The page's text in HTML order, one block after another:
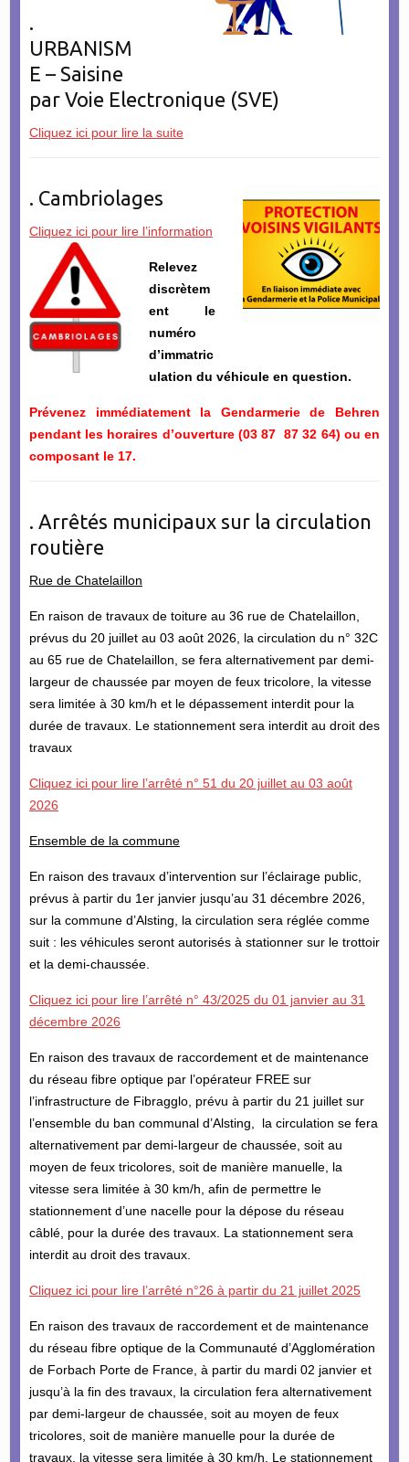
.
URBANISM
E – Saisine
par Voie Electronique (SVE)
Cliquez ici pour lire la suite
. Cambriolages
Cliquez ici pour lire l’information
Relevez
discrètem
ent le
numéro
d’immatric
ulation du véhicule en question.
Prévenez immédiatement la Gendarmerie de Behren
pendant les horaires d’ouverture (03 87 87 32 64) ou en
composant le 17.
. Arrêtés municipaux sur la circulation
routière
Rue de Chatelaillon
En raison de travaux de toiture au 36 rue de Chatelaillon,
prévus du 20 juillet au 03 août 2026, la circulation du n° 32C
au 65 rue de Chatelaillon, se fera alternativement par demi-
largeur de chaussée par moyen de feux tricolore, la vitesse
sera limitée à 30 km/h et le dépassement interdit pour la
durée de travaux. Le stationnement sera interdit au droit des
travaux
Cliquez ici pour lire l’arrêté n° 51 du 20 juillet au 03 août
2026
Ensemble de la commune
En raison des travaux d’intervention sur l’éclairage public,
prévus à partir du 1er janvier jusqu’au 31 décembre 2026,
sur la commune d’Alsting, la circulation sera réglée comme
suit : les véhicules seront autorisés à stationner sur le trottoir
et la demi-chaussée.
Cliquez ici pour lire l’arrêté n° 43/2025 du 01 janvier au 31
décembre 2026
En raison des travaux de raccordement et de maintenance
du réseau fibre optique par l’opérateur FREE sur
l’infrastructure de Fibragglo, prévu à partir du 21 juillet sur
l’ensemble du ban communal d’Alsting, la circulation se fera
alternativement par demi-largeur de chaussée, soit au
moyen de feux tricolores, soit de manière manuelle, la
vitesse sera limitée à 30 km/h, afin de permettre le
stationnement d’une nacelle pour la dépose du réseau
câblé, pour la durée des travaux. La stationnement sera
interdit au droit des travaux.
Cliquez ici pour lire l’arrêté n°26 à partir du 21 juillet 2025
En raison des travaux de raccordement et de maintenance
du réseau fibre optique de la Communauté d’Agglomération
de Forbach Porte de France, à partir du mardi 02 janvier et
jusqu’à la fin des travaux, la circulation fera alternativement
par demi-largeur de chaussée, soit au moyen de feux
tricolores, soit de manière manuelle pour la durée de
travaux, la vitesse sera limitée à 30 km/h. Le stationnement